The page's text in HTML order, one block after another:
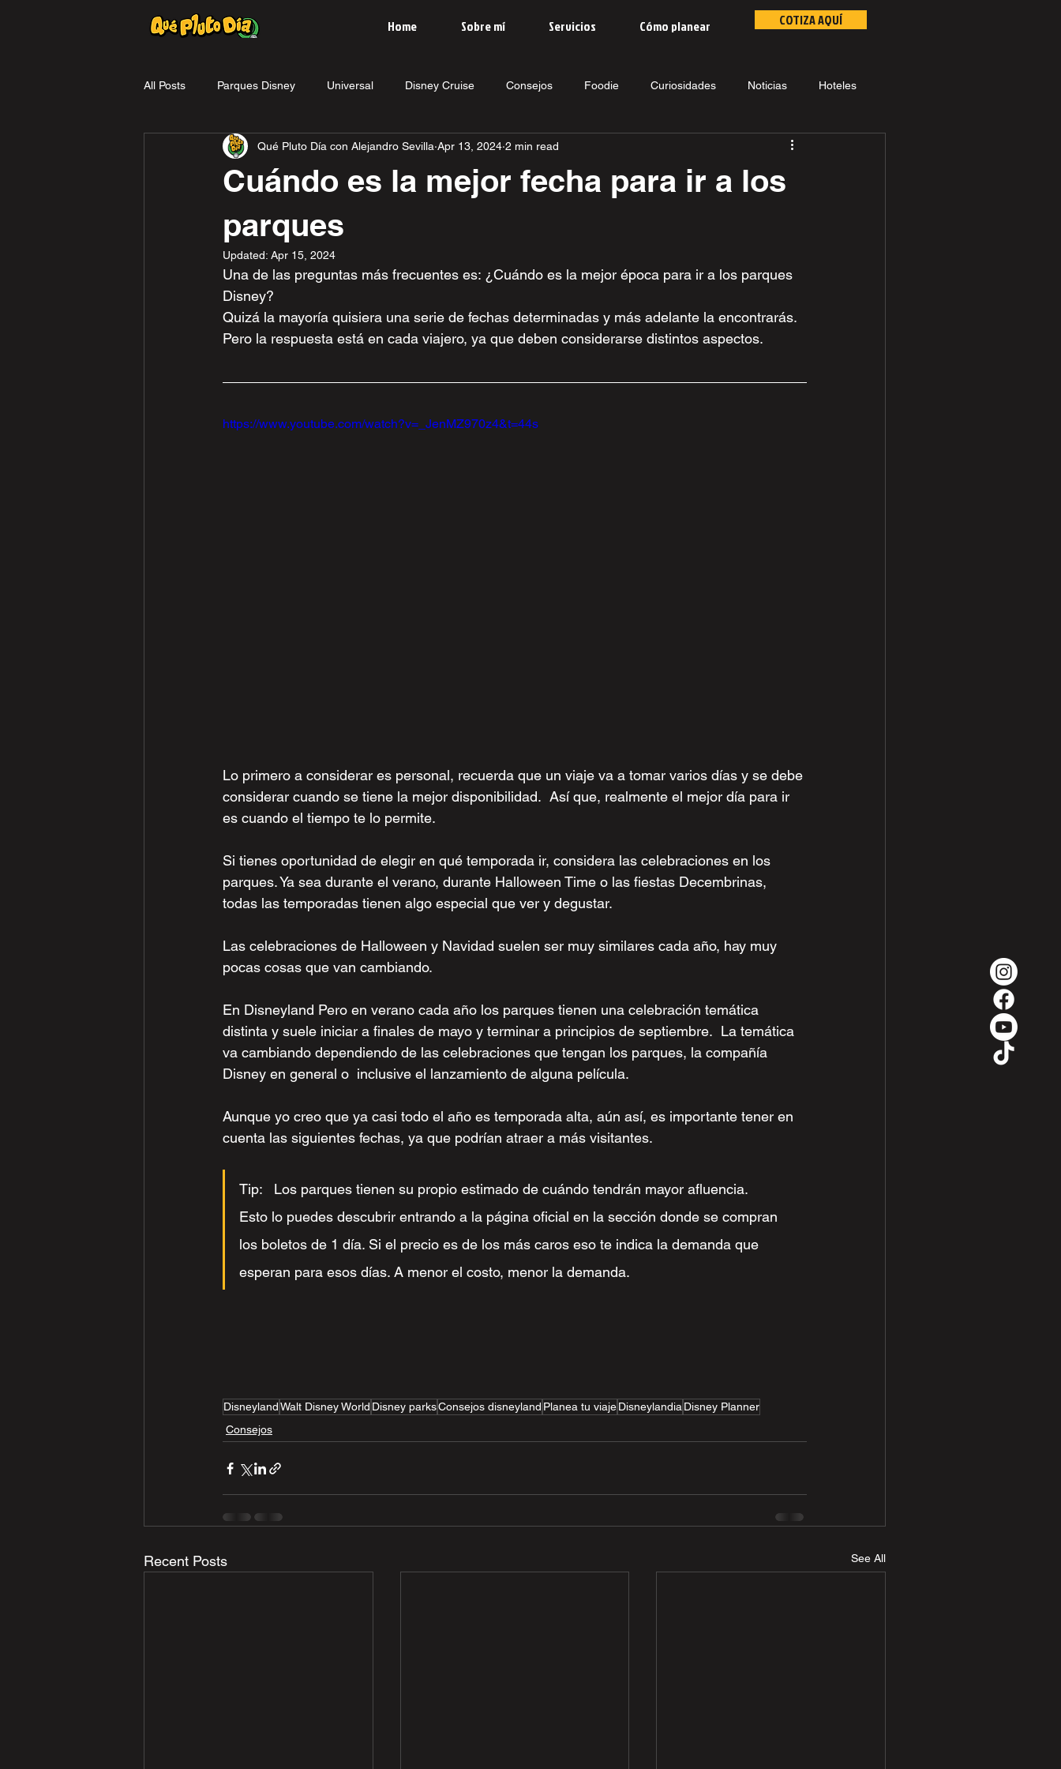
Home Sobre mí Servicios Cómo planear COTIZA AQUÍ
All Posts Parques Disney Universal Disney Cruise Consejos Foodie Curiosidades Noticias Hoteles
Promociones
Cuándo es la mejor fecha para ir a los
parques
Qué Pluto Día con Alejandro Sevilla Apr 13, 2024 2 min read
Updated: Apr 15, 2024
Una de las preguntas más frecuentes es: ¿Cuándo es la mejor época para ir a los parques
Disney?
Quizá la mayoría quisiera una serie de fechas determinadas y más adelante la encontrarás.
Pero la respuesta está en cada viajero, ya que deben considerarse distintos aspectos.
https://www.youtube.com/watch?v=_JenMZ970z4&t=44s
Lo primero a considerar es personal, recuerda que un viaje va a tomar varios días y se debe
considerar cuando se tiene la mejor disponibilidad.  Así que, realmente el mejor día para ir
es cuando el tiempo te lo permite.
Si tienes oportunidad de elegir en qué temporada ir, considera las celebraciones en los
parques. Ya sea durante el verano, durante Halloween Time o las fiestas Decembrinas,
todas las temporadas tienen algo especial que ver y degustar.
Las celebraciones de Halloween y Navidad suelen ser muy similares cada año, hay muy
pocas cosas que van cambiando.
En Disneyland Pero en verano cada año los parques tienen una celebración temática
distinta y suele iniciar a finales de mayo y terminar a principios de septiembre.  La temática
va cambiando dependiendo de las celebraciones que tengan los parques, la compañía
Disney en general o  inclusive el lanzamiento de alguna película.
Aunque yo creo que ya casi todo el año es temporada alta, aún así, es importante tener en
cuenta las siguientes fechas, ya que podrían atraer a más visitantes.
Tip:   Los parques tienen su propio estimado de cuándo tendrán mayor afluencia.
Esto lo puedes descubrir entrando a la página oficial en la sección donde se compran
los boletos de 1 día. Si el precio es de los más caros eso te indica la demanda que
esperan para esos días. A menor el costo, menor la demanda.
DisneylandWalt Disney World Disney parksConsejos disneyland Planea tu viajeDisneylandiaDisney Planner
Consejos
Recent Posts See All